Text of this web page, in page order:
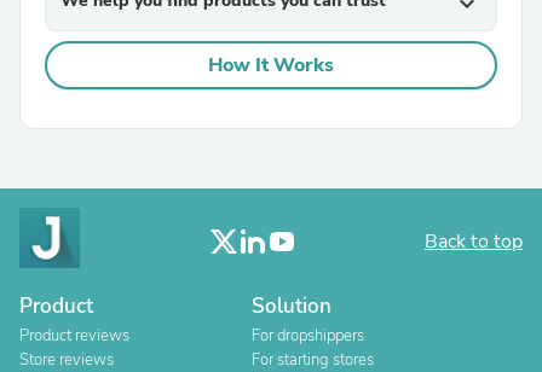
How It Works
Back to top
Product
Product reviews
Store reviews
Solution
For dropshippers
For starting stores